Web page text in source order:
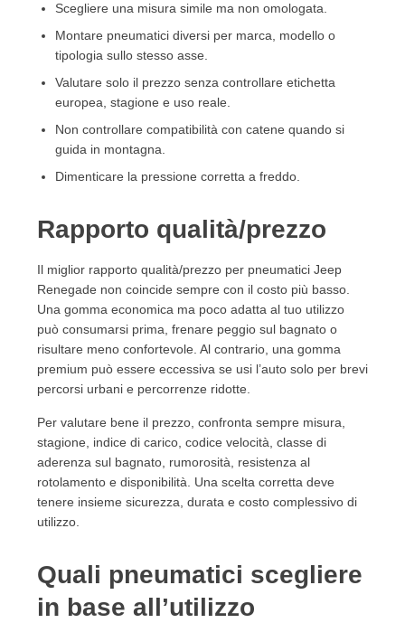
Scegliere una misura simile ma non omologata.
Montare pneumatici diversi per marca, modello o
tipologia sullo stesso asse.
Valutare solo il prezzo senza controllare etichetta
europea, stagione e uso reale.
Non controllare compatibilità con catene quando si
guida in montagna.
Dimenticare la pressione corretta a freddo.
Rapporto qualità/prezzo
Il miglior rapporto qualità/prezzo per pneumatici Jeep
Renegade non coincide sempre con il costo più basso.
Una gomma economica ma poco adatta al tuo utilizzo
può consumarsi prima, frenare peggio sul bagnato o
risultare meno confortevole. Al contrario, una gomma
premium può essere eccessiva se usi l’auto solo per brevi
percorsi urbani e percorrenze ridotte.
Per valutare bene il prezzo, confronta sempre misura,
stagione, indice di carico, codice velocità, classe di
aderenza sul bagnato, rumorosità, resistenza al
rotolamento e disponibilità. Una scelta corretta deve
tenere insieme sicurezza, durata e costo complessivo di
utilizzo.
Quali pneumatici scegliere
in base all’utilizzo